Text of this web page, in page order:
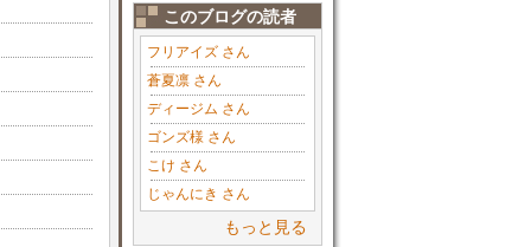
このブログの読者
フリアイズ さん
蒼夏凛 さん
ディージム さん
ゴンズ様 さん
こけ さん
じゃんにき さん
もっと見る